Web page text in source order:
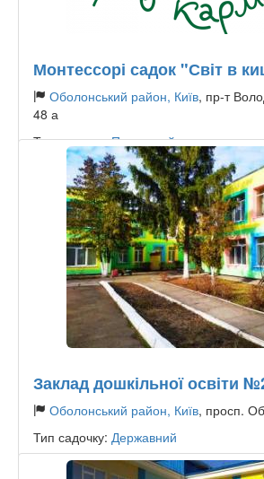
Монтессорі садок "Світ в
Оболонський район, Київ, пр-т
48 а
Тип садочку:Приватний
Заклад дошкільної освіти
Оболонський район, Київ, просп.
Тип садочку: Державний